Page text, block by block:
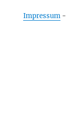
Impressum-